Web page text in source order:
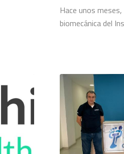
Hace unos meses,
biomecánica del